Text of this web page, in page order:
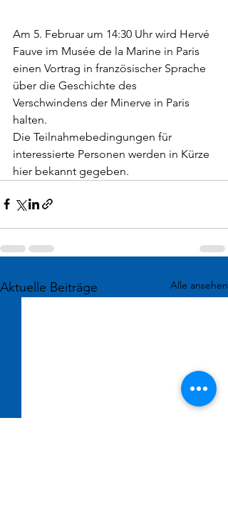
Am 5. Februar um 14:30 Uhr wird Hervé
Fauve im Musée de la Marine in Paris
einen Vortrag in französischer Sprache
über die Geschichte des
Verschwindens der Minerve in Paris
halten.
Die Teilnahmebedingungen für
interessierte Personen werden in Kürze
hier bekannt gegeben.
Aktuelle Beiträge Alle ansehen